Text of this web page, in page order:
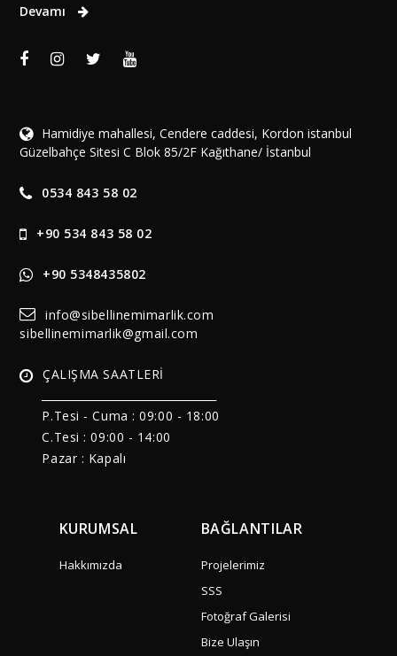
Devamı
Hamidiye mahallesi, Cendere caddesi, Kordon istanbul
Güzelbahçe Sitesi C Blok 85/2F Kağıthane/ İstanbul
0534 843 58 02
+90 534 843 58 02
+90 5348435802
info@sibellinemimarlik.com
sibellinemimarlik@gmail.com
ÇALIŞMA SAATLERİ
P.Tesi - Cuma : 09:00 - 18:00
C.Tesi : 09:00 - 14:00
Pazar : Kapalı
KURUMSAL
Hakkımızda
BAĞLANTILAR
Projelerimiz
SSS
Fotoğraf Galerisi
Bize Ulaşın